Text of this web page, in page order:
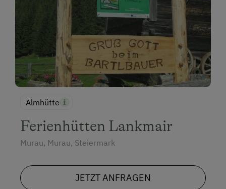
Almhütte
Ferienhütten Lankmair
Murau, Murau, Steiermark
JETZT ANFRAGEN